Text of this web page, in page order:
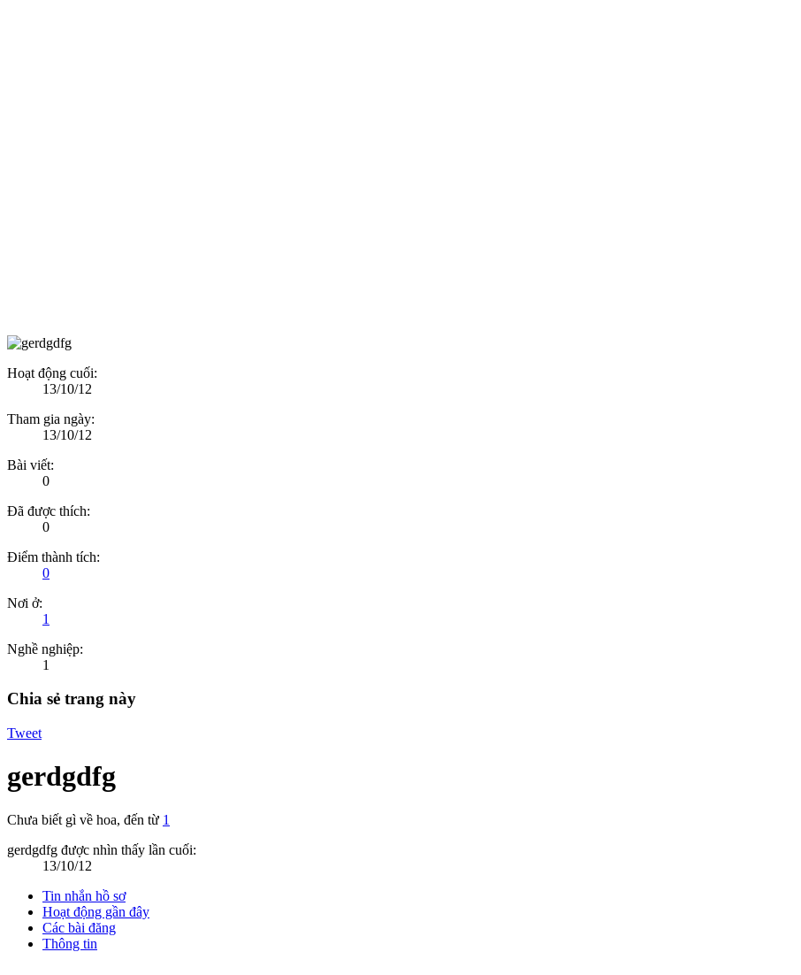
Hoạt động cuối:
13/10/12
Tham gia ngày:
13/10/12
Bài viết:
0
Đã được thích:
0
Điểm thành tích:
0
Nơi ở:
1
Nghề nghiệp:
1
Chia sẻ trang này
Tweet
gerdgdfg
Chưa biết gì về hoa, đến từ 1
gerdgdfg được nhìn thấy lần cuối:
13/10/12
Tin nhắn hồ sơ
Hoạt động gần đây
Các bài đăng
Thông tin